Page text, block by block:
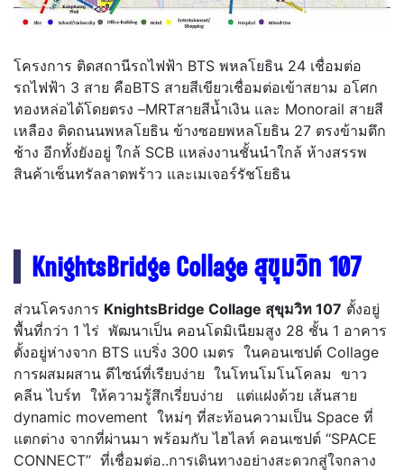
โครงการ ติดสถานีรถไฟฟ้า BTS พหลโยธิน 24 เชื่อมต่อ
รถไฟฟ้า 3 สาย คือBTS สายสีเขียวเชื่อมต่อเข้าสยาม อโศก
ทองหล่อได้โดยตรง –MRTสายสีน้ำเงิน และ Monorail สายสี
เหลือง ติดถนนพหลโยธิน ข้างซอยพหลโยธิน 27 ตรงข้ามตึก
ช้าง อีกทั้งยังอยู่ ใกล้ SCB แหล่งงานชั้นนำใกล้ ห้างสรรพ
สินค้าเซ็นทรัลลาดพร้าว และเมเจอร์รัชโยธิน
KnightsBridge Collage สุขุมวิท 107
ส่วนโครงการ KnightsBridge Collage สุขุมวิท 107 ตั้งอยู่
พื้นที่กว่า 1 ไร่ พัฒนาเป็น คอนโดมิเนียมสูง 28 ชั้น 1 อาคาร
ตั้งอยู่ห่างจาก BTS แบริ่ง 300 เมตร ในคอนเซปต์ Collage
การผสมผสาน ดีไซน์ที่เรียบง่าย ในโทนโมโนโคลม ขาว
คลีน ไบร์ท ให้ความรู้สึกเรี่ยบง่าย แต่แฝงด้วย เส้นสาย
dynamic movement ใหม่ๆ ที่สะท้อนความเป็น Space ที่
แตกต่าง จากที่ผ่านมา พร้อมกับ ไฮไลท์ คอนเซปต์ ‘‘SPACE
CONNECT’’ ที่เชื่อมต่อ..การเดินทางอย่างสะดวกสู่ใจกลาง